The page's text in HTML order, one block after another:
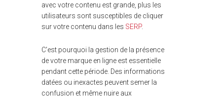
avec votre contenu est grande, plus les
utilisateurs sont susceptibles de cliquer
sur votre contenu dans les SERP.
C'est pourquoi la gestion de la présence
de votre marque en ligne est essentielle
pendant cette période. Des informations
datées ou inexactes peuvent semer la
confusion et même nuire aux